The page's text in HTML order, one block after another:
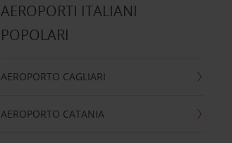
AEROPORTI ITALIANI
POPOLARI
AEROPORTO CAGLIARI
AEROPORTO CATANIA